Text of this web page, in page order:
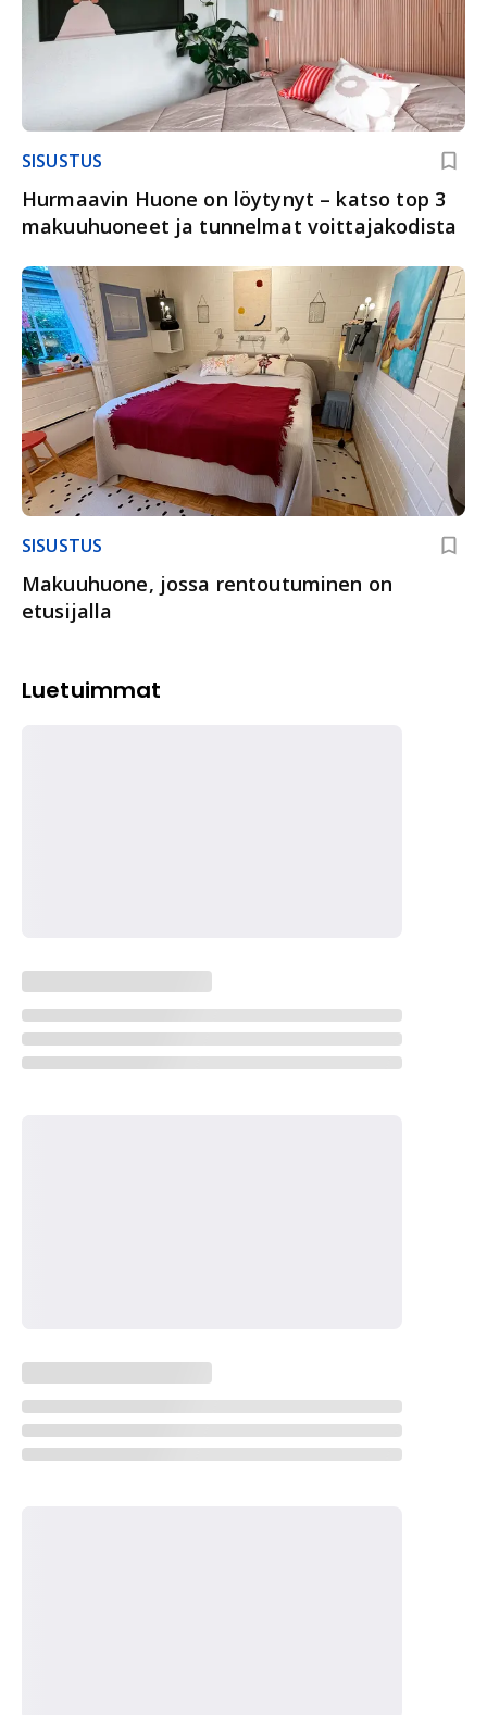
SISUSTUS
Hurmaavin Huone on löytynyt – katso top 3
makuuhuoneet ja tunnelmat voittajakodista
SISUSTUS
Makuuhuone, jossa rentoutuminen on
etusijalla
Luetuimmat